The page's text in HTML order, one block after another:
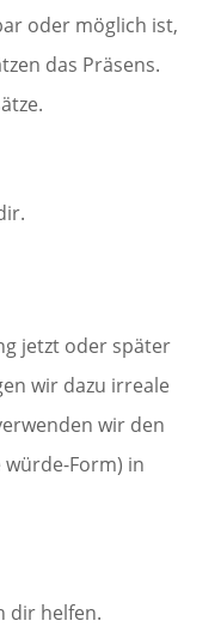
oder möglich ist,
das Präsens.
jetzt oder später
wir dazu irreale
wir den
Form) in
dir helfen.